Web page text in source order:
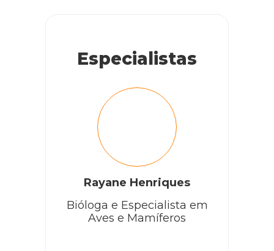
Especialistas
Rayane Henriques
Bióloga e Especialista em
Aves e Mamíferos